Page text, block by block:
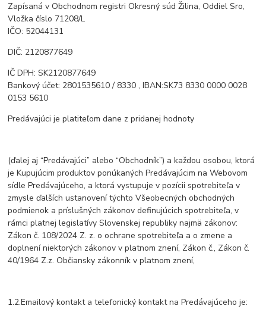
Zapísaná v Obchodnom registri Okresný súd Žilina, Oddiel Sro,
Vložka číslo 71208/L
IČO: 52044131
DIČ: 2120877649
IČ DPH: SK2120877649
Bankový účet: 2801535610 / 8330 , IBAN:SK73 8330 0000 0028
0153 5610
Predávajúci je platiteľom dane z pridanej hodnoty
(ďalej aj “Predávajúci” alebo “Obchodník”) a každou osobou, ktorá
je Kupujúcim produktov ponúkaných Predávajúcim na Webovom
sídle Predávajúceho, a ktorá vystupuje v pozícii spotrebiteľa v
zmysle ďalších ustanovení týchto Všeobecných obchodných
podmienok a príslušných zákonov definujúcich spotrebiteľa, v
rámci platnej legislatívy Slovenskej republiky najmä zákonov:
Zákon č. 108/2024 Z. z. o ochrane spotrebiteľa a o zmene a
doplnení niektorých zákonov v platnom znení, Zákon č., Zákon č.
40/1964 Z.z. Občiansky zákonník v platnom znení,
1.2.Emailový kontakt a telefonický kontakt na Predávajúceho je: